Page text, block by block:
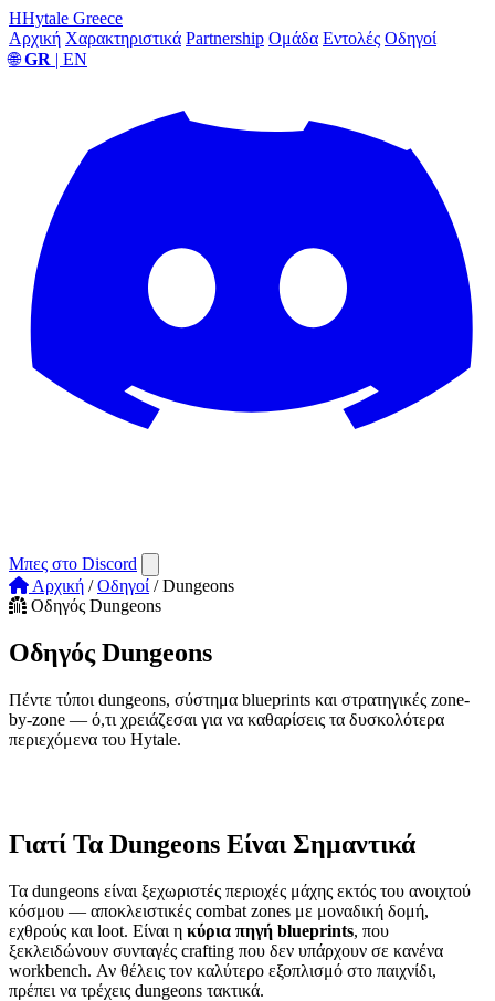
HHytale Greece
Αρχική Χαρακτηριστικά Partnership Ομάδα Εντολές Οδηγοί
🌐GR | EN
Μπες στο Discord
Αρχική / Οδηγοί / Dungeons
Οδηγός Dungeons
Οδηγός Dungeons
Πέντε τύποι dungeons, σύστημα blueprints και στρατηγικές zone-
by-zone — ό,τι χρειάζεσαι για να καθαρίσεις τα δυσκολότερα
περιεχόμενα του Hytale.
Γιατί Τα Dungeons Είναι Σημαντικά
Τα dungeons είναι ξεχωριστές περιοχές μάχης εκτός του ανοιχτού
κόσμου — αποκλειστικές combat zones με μοναδική δομή,
εχθρούς και loot. Είναι η κύρια πηγή blueprints, που
ξεκλειδώνουν συνταγές crafting που δεν υπάρχουν σε κανένα
workbench. Αν θέλεις τον καλύτερο εξοπλισμό στο παιχνίδι,
πρέπει να τρέχεις dungeons τακτικά.